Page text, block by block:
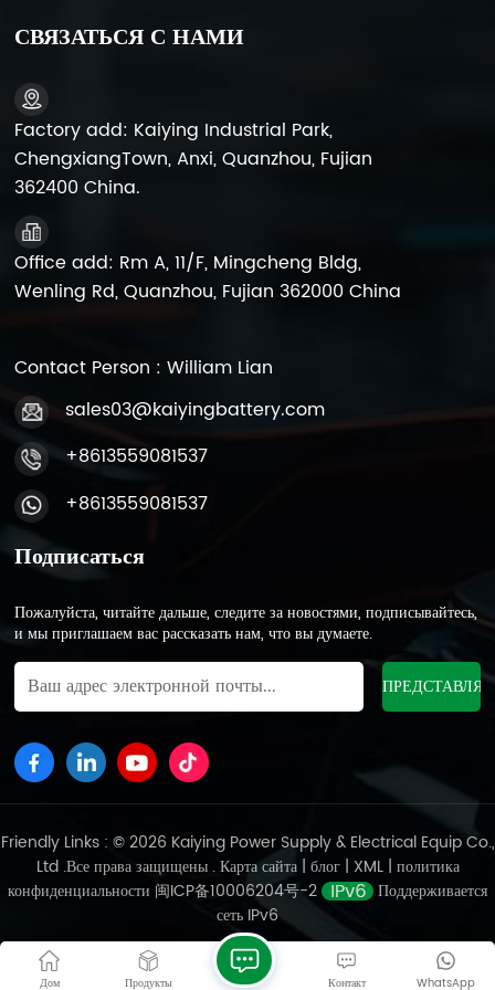
приложениях. В частности, в системах хранения энергии
большой емкости свинцово-кислотные аккумуляторы
Хотя нельзя отрицать, что литий-ионные батареи
превосходят друг друга по плотности энергии и сроку
службы, свинцово-кислотные батареи по-прежнему
обладают уникальной конкурентоспособностью в областях,
где стоимость и масштабируемость имеют первостепенное
значение. Установленная надежность:Свинцово-кислотные
аккумуляторы являются одной из наиболее развитых
коммерческих аккумуляторных технологий, которые
используются уже несколько десятилетий. Этот обширный
кислотных аккумуляторов, что сводит к минимуму риски
достижения в последние годы, литий-ионные батареи по-
прежнему скрывают некоторые неопределенности, такие как
проблемы безопасности и срока службы. Для некоторых
предсказуемость имеют решающее значение, свинцово-
кислотные аккумуляторы представляют собой проверенное и
проверенное решение. Надежная работа в экстремальных
условиях:Свинцово-кислотные аккумуляторы доказали
свою устойчивость и адаптируемость в сложных условиях.
Они могут эффективно работать в широком диапазоне
температур, что делает их пригодными для применения в
экстремальных климатических условиях. Напротив, литий-
ионные аккумуляторы могут быть чувствительны к
производительности при сильной жаре или холоде. В
ситуациях, когда стабильная работа аккумулятора имеет
первостепенное значение, свинцово-кислотные
циклическая стабильность:Свинцово-кислотные
аккумуляторы обладают превосходной циклической
стабильностью, что позволяет им выдерживать частые циклы
зарядки и разрядки без значительного снижения емкости.
Эта характеристика в сочетании с их способностью
обеспечивать высокий выходной ток делает свинцово-
СВЯЗАТЬСЯ С НАМИ
Factory add: Kaiying Industrial Park,
ChengxiangTown, Anxi, Quanzhou, Fujian
362400 China.
Office add: Rm A, 11/F, Mingcheng Bldg,
Wenling Rd, Quanzhou, Fujian 362000 China
Contact Person : William Lian
sales03@kaiyingbattery.com
+8613559081537
+8613559081537
Подписаться
Пожалуйста, читайте дальше, следите за новостями, подписывайтесь,
и мы приглашаем вас рассказать нам, что вы думаете.
Friendly Links : © 2026 Kaiying Power Supply & Electrical Equip Co.,
Ltd .Все права защищены .Карта сайта | блог | XML| политика
конфиденциальности 闽ICP备10006204号-2
Поддерживается
сеть IPv6
Дом Продукты WhatsApp
Контакт